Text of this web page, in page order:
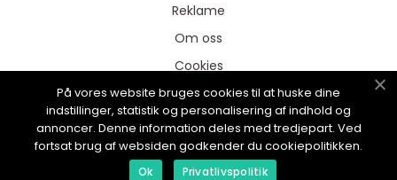
Reklame
Om oss
Cookies
Kontakt Oss
Sitemap
På vores website bruges cookies til at huske dine
indstillinger, statistik og personalisering af indhold og
annoncer. Denne information deles med tredjepart. Ved
fortsat brug af websiden godkender du cookiepolitikken.
Ok Privatlivspolitik